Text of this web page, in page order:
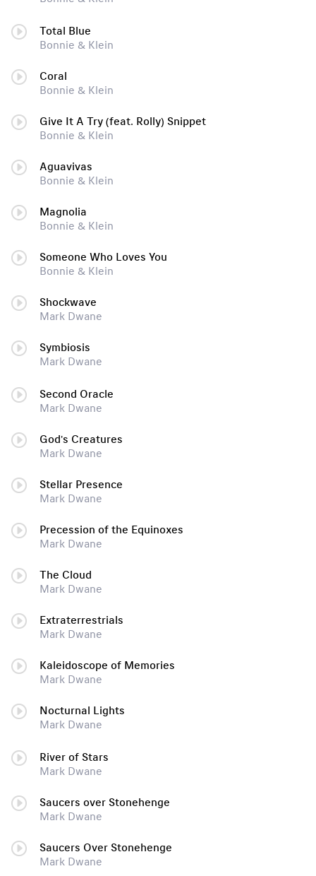
Total Blue
Bonnie & Klein
Coral
Bonnie & Klein
Give It A Try (feat. Rolly) Snippet
Bonnie & Klein
Aguavivas
Bonnie & Klein
Magnolia
Bonnie & Klein
Someone Who Loves You
Bonnie & Klein
Shockwave
Mark Dwane
Symbiosis
Mark Dwane
Second Oracle
Mark Dwane
God's Creatures
Mark Dwane
Stellar Presence
Mark Dwane
Precession of the Equinoxes
Mark Dwane
The Cloud
Mark Dwane
Extraterrestrials
Mark Dwane
Kaleidoscope of Memories
Mark Dwane
Nocturnal Lights
Mark Dwane
River of Stars
Mark Dwane
Saucers over Stonehenge
Mark Dwane
Saucers Over Stonehenge
Mark Dwane